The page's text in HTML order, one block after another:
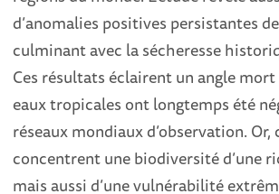
d’anomalies positives persistantes
culminant avec la sécheresse
Ces résultats éclairent un angle
eaux tropicales ont longtemps été
réseaux mondiaux d’observation.
concentrent une biodiversité d’une
mais aussi d’une vulnérabilité